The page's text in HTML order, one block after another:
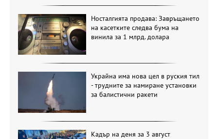
Носталгията продава: Завръщането
на касетките следва бума на
винила за 1 млрд. долара
Украйна има нова цел в руския тил
- трудните за намиране установки
за балистични ракети
Кадър на деня за 3 август